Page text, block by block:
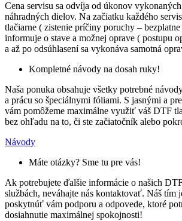
Cena servisu sa odvíja od úkonov
náhradných dielov. Na začiatku každého
tlačiarne ( zistenie príčiny poruchy –
informuje o stave a možnej oprave ( postupu
a až po odsúhlasení sa vykonáva samotná
Kompletné návody na dosah ruky!
Naša ponuka obsahuje všetky potrebné
a prácu so špeciálnymi fóliami. S jasnými a
vám pomôžeme maximálne využiť váš DTF
bez ohľadu na to, či ste začiatočník alebo
Návody
Máte otázky? Sme tu pre vás!
Ak potrebujete ďalšie informácie o našich
službách, neváhajte nás kontaktovať. Náš tím
poskytnúť vám podporu a odpovede, ktoré
dosiahnutie maximálnej spokojnosti!